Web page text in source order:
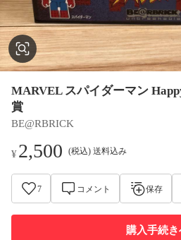
MARVEL スパイダーマン
賞
BE@RBRICK
¥2,500 (税込) 送料込み
7 コメント 保存
購入手続き